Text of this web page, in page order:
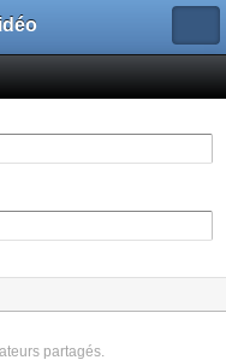
partagés.